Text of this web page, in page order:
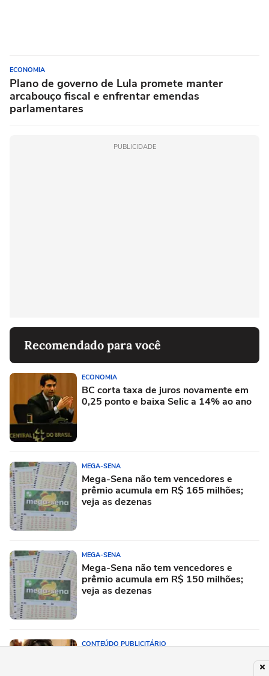
ECONOMIA
Plano de governo de Lula promete manter
arcabouço fiscal e enfrentar emendas
parlamentares
PUBLICIDADE
Recomendado para você
ECONOMIA
BC corta taxa de juros novamente em
0,25 ponto e baixa Selic a 14% ao ano
MEGA-SENA
Mega-Sena não tem vencedores e
prêmio acumula em R$ 165 milhões;
veja as dezenas
MEGA-SENA
Mega-Sena não tem vencedores e
prêmio acumula em R$ 150 milhões;
veja as dezenas
CONTEÚDO PUBLICITÁRIO